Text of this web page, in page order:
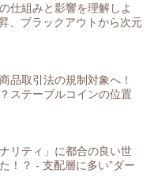
仕組みと影響を理解しよ
、ブラックアウトから次元
品取引法の規制対象へ！
ステーブルコインの位置
リティ」に都合の良い世
！？ - 支配層に多い”ダー